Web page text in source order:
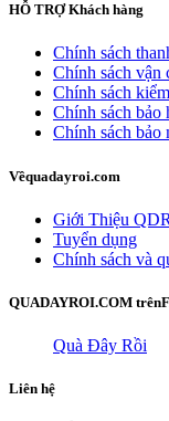
HỖ TRỢKhách hàng
Chính sách
Chính sách vận
Chính sách
Chính sách bảo
Chính sách bảo
Vềquadayroi.com
Giới Thiệu QDR
Tuyển dụng
Chính sách và
QUADAYROI.COM trên
Quà Đây Rồi
Liên hệ